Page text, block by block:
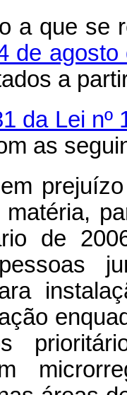
a que se
de
a
da Lei nº
as
de